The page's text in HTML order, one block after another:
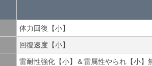
体力回復【小】
回復速度【小】
雷耐性強化【小】＆雷属性やられ【小】